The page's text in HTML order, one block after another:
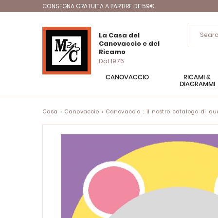
CONSEGNA GRATUITA A PARTIRE DE 59€
La Casa del
Canovaccio e del
Ricamo
Dal 1976
CANOVACCIO
RICAMI &
DIAGRAMMI
Casa Canovaccio Canovaccio : il nostro catalogo di